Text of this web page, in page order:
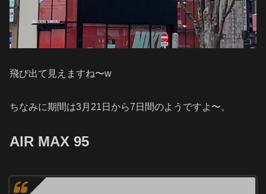
飛び出て見えますね〜w
ちなみに期間は3月21日から7日間のようですよ〜。
AIR MAX 95